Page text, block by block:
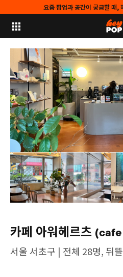
요즘 팝업과 공간이 궁금할 때,
카페 아워헤르츠 (cafe
서울 서초구 | 전체 28명, 뒤